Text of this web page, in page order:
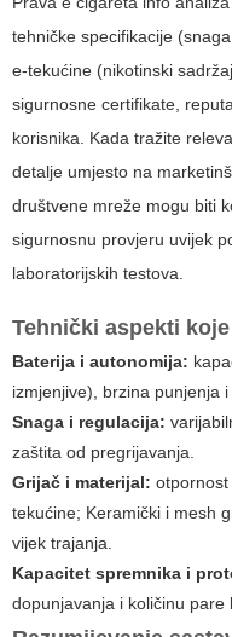
tehničke specifikacije
e-tekućine (nikotinski
sigurnosne certifikate,
korisnika. Kada tražite
detalje umjesto na
društvene mreže mogu biti
sigurnosnu provjeru uvijek
laboratorijskih testova.
Tehnički aspekti
Baterija i autonomija:
izmjenjive), brzina punjenja
Snaga i regulacija:
zaštita od pregrijavanja.
Grijač i materijal: otpornost
tekućine; Keramički i mesh
vijek trajanja.
Kapacitet spremnika i
dopunjavanja i količinu pare